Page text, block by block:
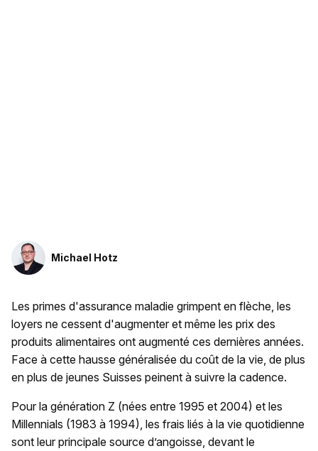
Michael Hotz
Les primes d'assurance maladie grimpent en flèche, les
loyers ne cessent d'augmenter et même les prix des
produits alimentaires ont augmenté ces dernières années.
Face à cette hausse généralisée du coût de la vie, de plus
en plus de jeunes Suisses peinent à suivre la cadence.
Pour la génération Z (nées entre 1995 et 2004) et les
Millennials (1983 à 1994), les frais liés à la vie quotidienne
sont leur principale source d’angoisse, devant le